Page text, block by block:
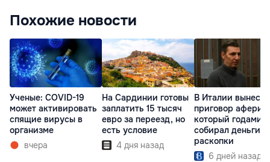
Похожие новости
Ученые: COVID-19
может активировать
спящие вирусы в
организме
вчера
На Сардинии готовы
заплатить 15 тысяч
евро за переезд, но
есть условие
4 дня назад
В Италии вынесли
приговор
который годами
собирал деньги
раскопки
6 дней назад